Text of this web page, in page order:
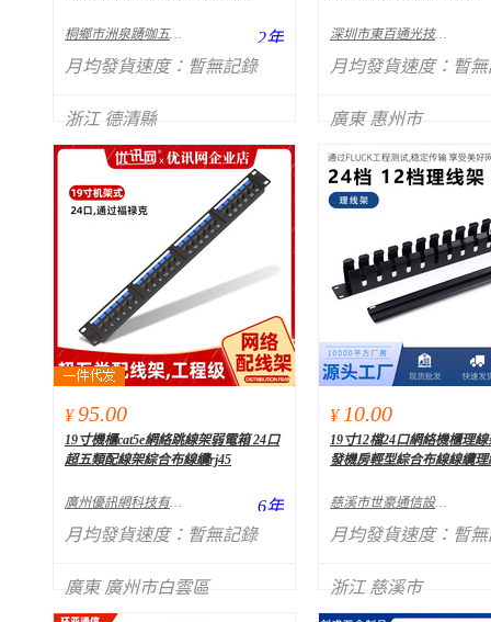
桐鄉市洲泉踴咖五金商行 2年
月均發貨速度： 暫無記錄
浙江 德清縣
深圳市東百通光技術有限公司
月均發貨速度： 暫
廣東 惠州市
¥ 95.00
19寸機櫃cat5e網絡跳線架弱電箱 24口
超五類配線架綜合布線纜rj45
廣州優訊網科技有限公司 6年
月均發貨速度： 暫無記錄
廣東 廣州市白雲區
¥ 10.00
19寸12檔24口網絡機櫃理
發機房輕型綜合布線線纜理
慈溪市世豪通信設備有限公司
月均發貨速度： 暫
浙江 慈溪市